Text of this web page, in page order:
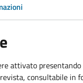
attivato
consultabile in